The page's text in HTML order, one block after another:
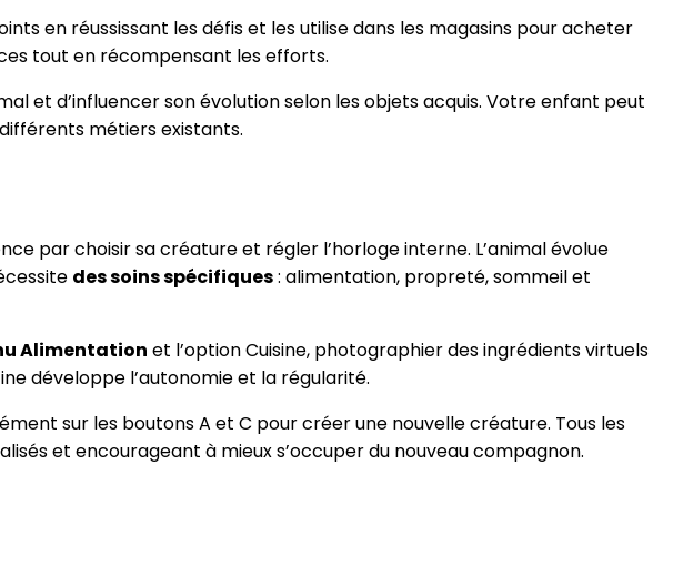
en réussissant les défis et les utilise dans les magasins pour acheter
tout en récompensant les efforts.
et d’influencer son évolution selon les objets acquis. Votre enfant peut
métiers existants.
par choisir sa créature et régler l’horloge interne. L’animal évolue
des soins spécifiques: alimentation, propreté, sommeil et
Alimentation et l’option Cuisine, photographier des ingrédients virtuels
développe l’autonomie et la régularité.
sur les boutons A et C pour créer une nouvelle créature. Tous les
et encourageant à mieux s’occuper du nouveau compagnon.